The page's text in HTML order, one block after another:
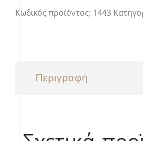
Κωδικός προϊόντος: 1443
Περιγραφή